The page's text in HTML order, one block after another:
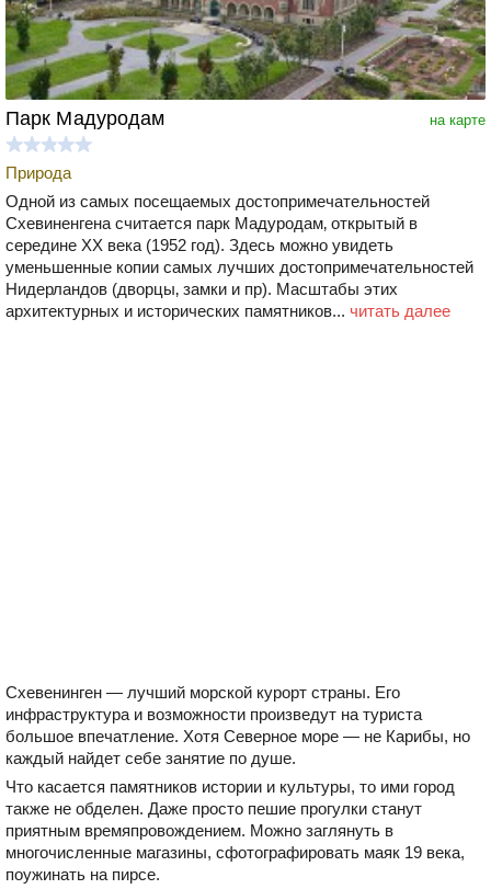
на карте
Парк Мадуродам
Природа
Одной из самых посещаемых достопримечательностей
Схевиненгена считается парк Мадуродам‚ открытый в
середине ХХ века (1952 год). Здесь можно увидеть
уменьшенные копии самых лучших достопримечательностей
Нидерландов (дворцы‚ замки и пр). Масштабы этих
архитектурных и исторических памятников... читать далее
Схевенинген — лучший морской курорт страны. Его
инфраструктура и возможности произведут на туриста
большое впечатление. Хотя Северное море — не Карибы, но
каждый найдет себе занятие по душе.
Что касается памятников истории и культуры, то ими город
также не обделен. Даже просто пешие прогулки станут
приятным времяпровождением. Можно заглянуть в
многочисленные магазины, сфотографировать маяк 19 века,
поужинать на пирсе.